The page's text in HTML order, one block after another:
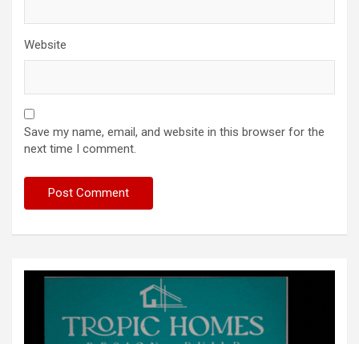
Website
Save my name, email, and website in this browser for the
next time I comment.